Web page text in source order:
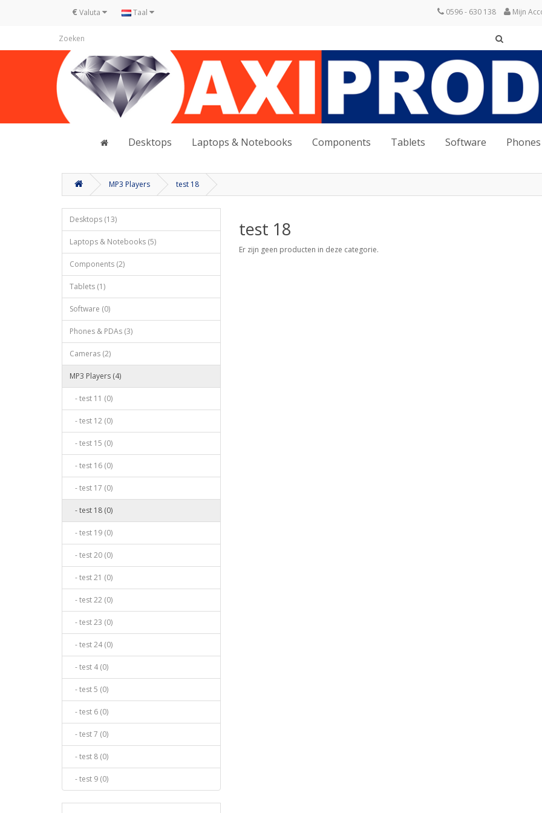
€ Valuta Taal 0596 - 630 138 Mijn
Desktops Laptops & Notebooks Components Tablets Software
MP3 Players test 18
Desktops (13)
Laptops & Notebooks (5)
Components (2)
Tablets (1)
Software (0)
Phones & PDAs (3)
Cameras (2)
MP3 Players (4)
- test 11 (0)
- test 12 (0)
- test 15 (0)
- test 16 (0)
- test 17 (0)
- test 18 (0)
- test 19 (0)
- test 20 (0)
- test 21 (0)
- test 22 (0)
- test 23 (0)
- test 24 (0)
- test 4 (0)
- test 5 (0)
- test 6 (0)
- test 7 (0)
- test 8 (0)
- test 9 (0)
test 18
Er zijn geen producten in deze categorie.